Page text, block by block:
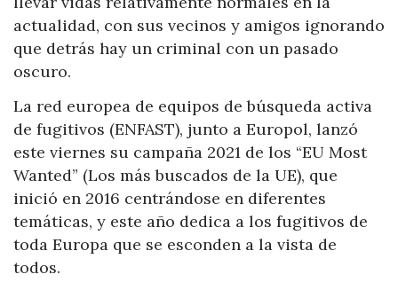
actualidad, con sus vecinos y amigos ignorando
que detrás hay un criminal con un pasado
oscuro.
La red europea de equipos de búsqueda activa
de fugitivos (ENFAST), junto a Europol, lanzó
este viernes su campaña 2021 de los “EU Most
Wanted” (Los más buscados de la UE), que
inició en 2016 centrándose en diferentes
temáticas, y este año dedica a los fugitivos de
toda Europa que se esconden a la vista de
todos.